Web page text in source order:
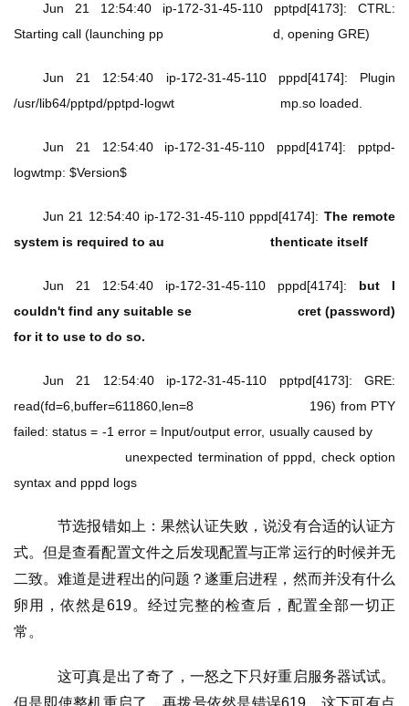
Jun 21 12:54:40 ip-172-31-45-110 pptpd[4173]: CTRL:
Starting call (launching pp                              d, opening GRE)
Jun 21 12:54:40 ip-172-31-45-110 pppd[4174]: Plugin
/usr/lib64/pptpd/pptpd-logwt                             mp.so loaded.
Jun 21 12:54:40 ip-172-31-45-110 pppd[4174]: pptpd-
logwtmp: $Version$
Jun 21 12:54:40 ip-172-31-45-110 pppd[4174]: The remote
system is required to au                             thenticate itself
Jun 21 12:54:40 ip-172-31-45-110 pppd[4174]: but I
couldn't find any suitable se                             cret (password)
for it to use to do so.
Jun 21 12:54:40 ip-172-31-45-110 pptpd[4173]: GRE:
read(fd=6,buffer=611860,len=8                             196) from PTY
failed: status = -1 error = Input/output error, usually caused by
unexpected termination of pppd, check option
syntax and pppd logs
节选报错如上：果然认证失败，说没有合适的认证方
式。但是查看配置文件之后发现配置与正常运行的时候并无
二致。难道是进程出的问题？遂重启进程，然而并没有什么
卵用，依然是619。经过完整的检查后，配置全部一切正
常。
这可真是出了奇了，一怒之下只好重启服务器试试。